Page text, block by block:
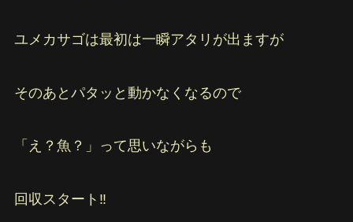
ユメカサゴは最初は一瞬アタリが出ますが
そのあとパタッと動かなくなるので
「え？魚？」って思いながらも
回収スタート‼️